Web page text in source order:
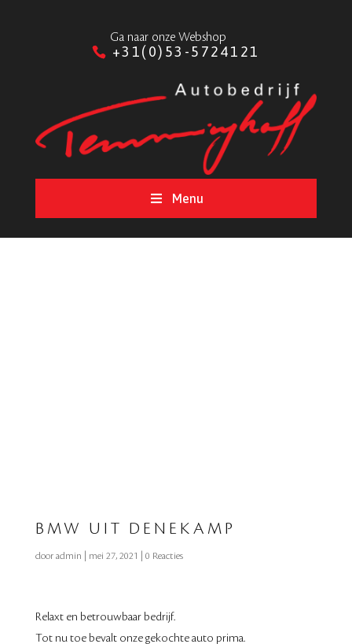
Ga naar onze Webshop
+31(0)53-5724121
Menu
BMW UIT DENEKAMP
door admin mei 27, 2021 0 Reacties
Relaxt en betrouwbaar bedrijf.
Tot nu toe bevalt onze gekochte auto prima.